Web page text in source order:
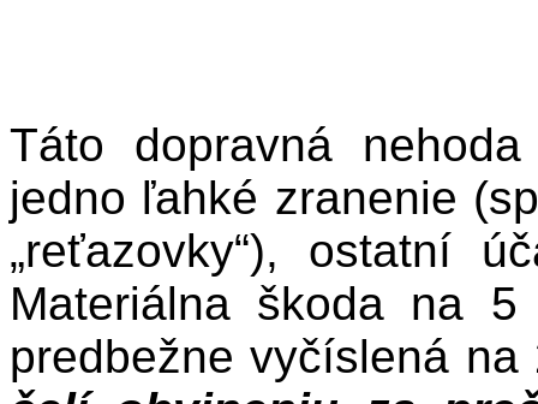
Táto dopravná
jedno ľahké zranenie
„reťazovky“), ostatní
Materiálna škoda na 5
predbežne vyčíslená